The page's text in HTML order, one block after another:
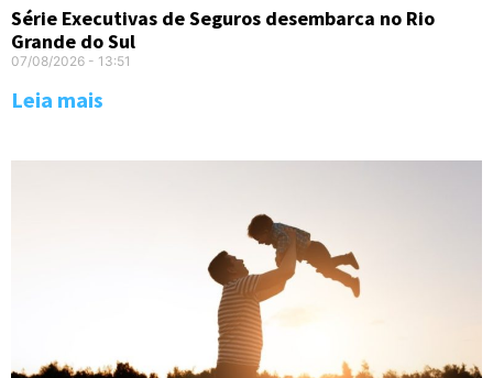
Série Executivas de Seguros desembarca no Rio
Grande do Sul
07/08/2026 13:51
Leia mais